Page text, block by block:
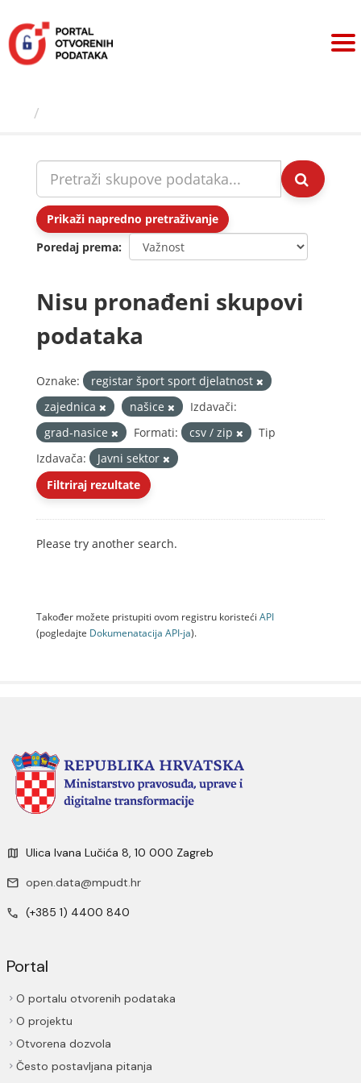
sadržaj
Prikaži napredno pretraživanje
Poredaj prema
Nisu pronađeni skupovi
podataka
Oznake:
registar šport sport djelatnost
zajednica
našice
Izdavači:
grad-nasice
Formati: csv / zip
Tip
Izdavača:
Javni sektor
Filtriraj rezultate
Please try another search.
Također možete pristupiti ovom registru koristeći API
(pogledajte Dokumenаtаcijа API-jа).